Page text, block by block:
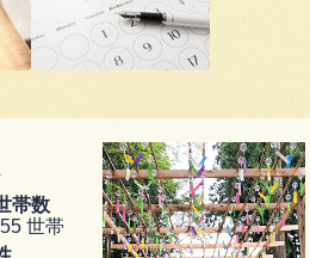
帯数
世帯